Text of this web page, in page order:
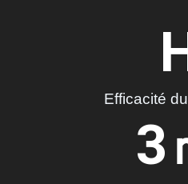
Efficacité
3